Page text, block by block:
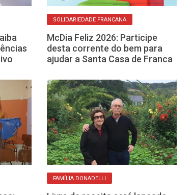
SOLIDARIEDADE FRANCANA
McDia Feliz 2026: Participe
desta corrente do bem para
ajudar a Santa Casa de Franca
FAMÍLIA DONADELLI